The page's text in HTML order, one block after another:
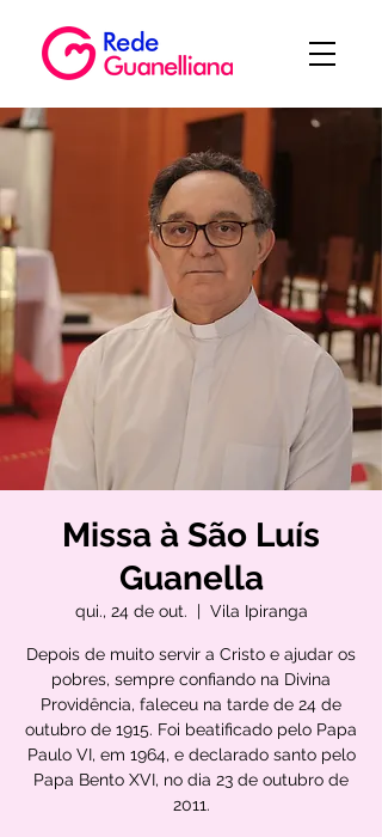
Missa à São Luís
Guanella
qui., 24 de out.
  |
Vila Ipiranga
Depois de muito servir a Cristo e ajudar os
pobres, sempre confiando na Divina
Providência, faleceu na tarde de 24 de
outubro de 1915. Foi beatificado pelo Papa
Paulo VI, em 1964, e declarado santo pelo
Papa Bento XVI, no dia 23 de outubro de
2011.